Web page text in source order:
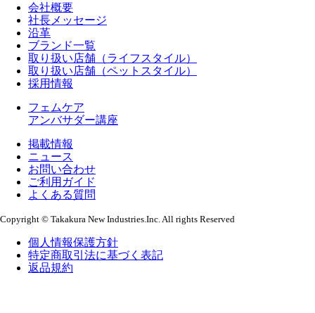
会社概要
社長メッセージ
沿革
ブランド一覧
取り扱い店舗（ライフスタイル）
取り扱い店舗（ペットスタイル）
採用情報
フェムケア
アンバサダー講座
掲載情報
ニュース
お問い合わせ
ご利用ガイド
よくある質問
Copyright © Takakura New Industries.Inc. All rights Reserved
個人情報保護方針
特定商取引法に基づく表記
返品規約